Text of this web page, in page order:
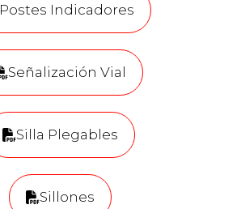
Postes Indicadores
Señalización Vial
Silla Plegables
Sillones